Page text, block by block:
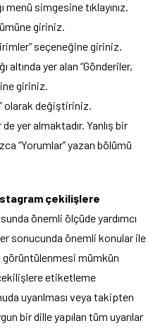
simgesine tıklayınız.
giriniz.
seçeneğine giriniz.
altında yer alan “Gönderiler,
giriniz.
olarak değiştiriniz.
yer almaktadır. Yanlış bir
“Yorumlar” yazan bölümü
çekilişlere
önemli ölçüde yardımcı
sonucunda önemli konular ile
mümkün
etiketleme
uyarılması veya takipten
bir dille yapılan tüm uyarılar